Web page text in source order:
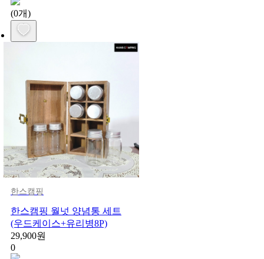
(0개)
한스캠핑
한스캠핑 월넛 양념통 세트
(우드케이스+유리병8P)
29,900원
0